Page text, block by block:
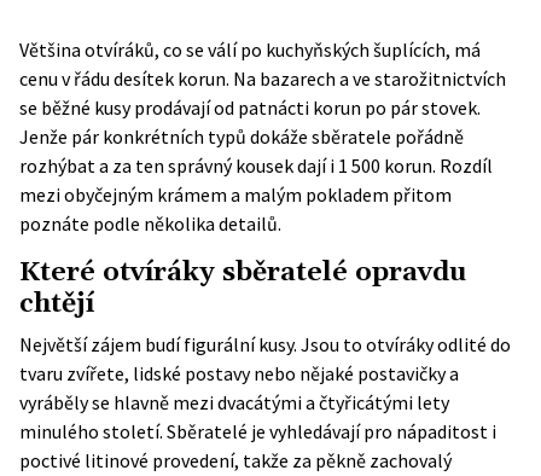
Většina otvíráků, co se válí po kuchyňských šuplících, má
cenu v řádu desítek korun. Na bazarech a ve starožitnictvích
se běžné kusy prodávají od patnácti korun po pár stovek.
Jenže pár konkrétních typů dokáže sběratele pořádně
rozhýbat a za ten správný kousek dají i 1 500 korun. Rozdíl
mezi obyčejným krámem a malým pokladem přitom
poznáte podle několika detailů.
Které otvíráky sběratelé opravdu
chtějí
Největší zájem budí figurální kusy. Jsou to otvíráky odlité do
tvaru zvířete, lidské postavy nebo nějaké postavičky a
vyráběly se hlavně mezi dvacátými a čtyřicátými lety
minulého století. Sběratelé je vyhledávají pro nápaditost i
poctivé litinové provedení, takže za pěkně zachovalý